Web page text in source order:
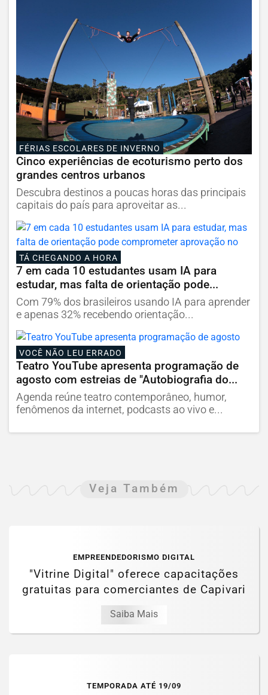
FÉRIAS ESCOLARES DE INVERNO
Cinco experiências de ecoturismo perto dos
grandes centros urbanos
Descubra destinos a poucas horas das principais
capitais do país para aproveitar as...
TÁ CHEGANDO A HORA
7 em cada 10 estudantes usam IA para
estudar, mas falta de orientação pode...
Com 79% dos brasileiros usando IA para aprender
e apenas 32% recebendo orientação...
VOCÊ NÃO LEU ERRADO
Teatro YouTube apresenta programação de
agosto com estreias de "Autobiografia do...
Agenda reúne teatro contemporâneo, humor,
fenômenos da internet, podcasts ao vivo e...
Veja Também
EMPREENDEDORISMO DIGITAL
"Vitrine Digital" oferece capacitações
gratuitas para comerciantes de Capivari
Saiba Mais
TEMPORADA ATÉ 19/09